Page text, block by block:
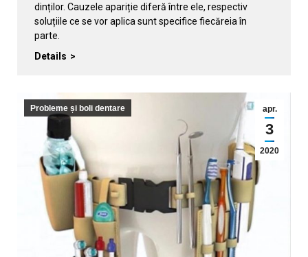
dinților. Cauzele apariție diferă între ele, respectiv
soluțiile ce se vor aplica sunt specifice fiecăreia în
parte.
Details
Probleme și boli dentare apr.
3
2020